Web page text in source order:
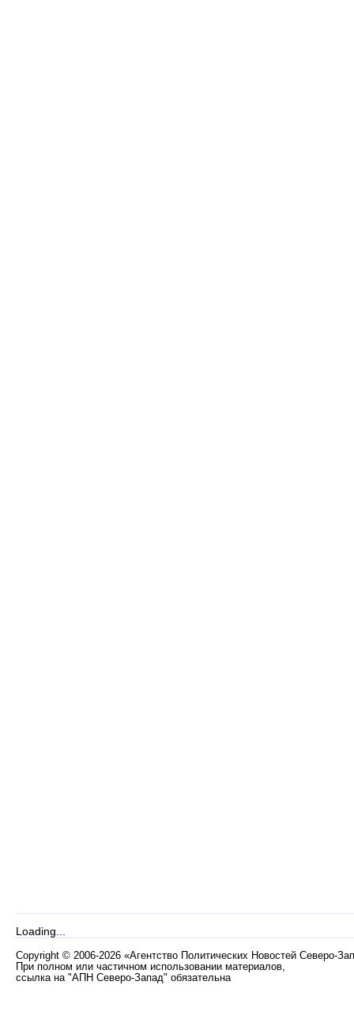
Loading...
Copyright © 2006-2026 «Агентство Политических Новостей Северо-
При полном или частичном использовании материалов,
ссылка на "АПН Северо-Запад" обязательна